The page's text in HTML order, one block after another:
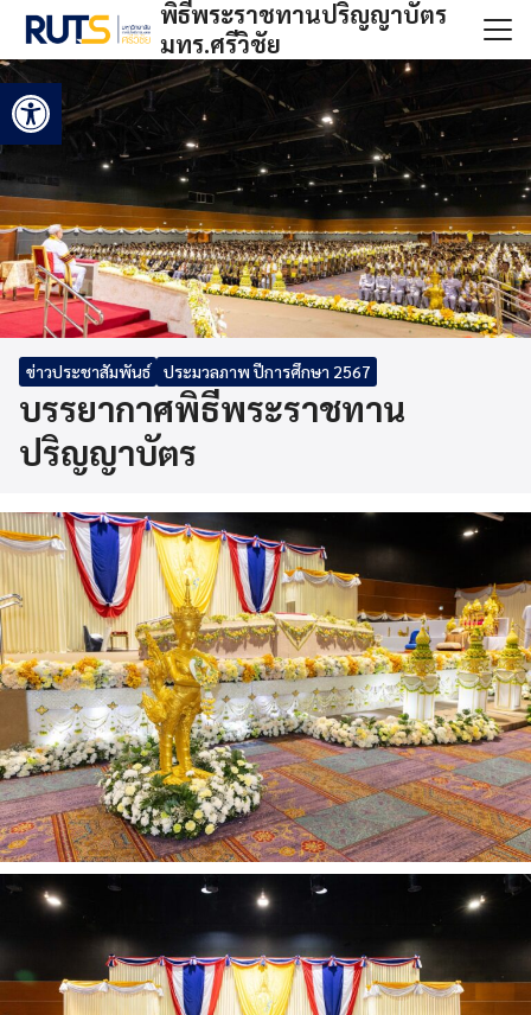
Open toolbar
Skip
content
พิธีพระราชทานปริญญาบัตร
มทร.ศรีวิชัย
Search
for:
ข่าวประชาสัมพันธ์ ประมวลภาพ ปีการศึกษา 2567
บรรยากาศพิธีพระราชทาน
ปริญญาบัตร